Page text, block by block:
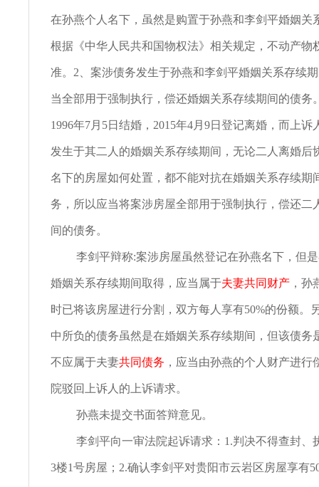
在孙燕个人名下，虽然是购置于孙燕和李剑平婚姻关
根据《中华人民共和国物权法》相关规定，不动产物
准。2、案涉债务发生于孙燕和李剑平婚姻关系存续
当全部用于强制执行，偿还婚姻关系存续期间的债务
1996年7月5日结婚，2015年4月9日登记离婚，而上诉
发生于其二人的婚姻关系存续期间，无论二人离婚后
名下的房屋如何处置，都不能对抗在婚姻关系存续期
务，所以应当将案涉房屋全部用于强制执行，偿还二
间的债务。
李剑平辩称:案涉房屋虽然登记在孙燕名下，但
婚姻关系存续期间取得，应当属于夫妻共同财产 ，孙
时已将该房屋进行分割，双方每人享有50%的份额。
中所负的债务虽然是在婚姻关系存续期间，但该债务
不应属于夫妻共同债务 ，应当由孙燕的个人财产进行
院驳回上诉人的上诉请求。
孙燕未提交书面答辩意见。
李剑平向一审法院起诉请求：1.判决不得查封、
3楼1号房屋；2.确认李剑平对贵阳市云岩区房屋享有